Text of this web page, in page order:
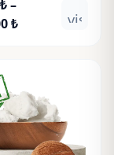
₺–
₺Fiyat
4.300,00 ₺